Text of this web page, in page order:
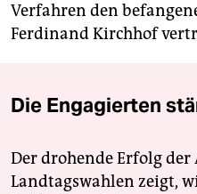
Verfahren den
Ferdinand Kirchhof
Die Engagierten
Der drohende Erfolg
Landtagswahlen zeigt,